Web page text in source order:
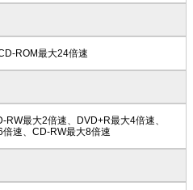
ROM最大24倍速
最大2倍速、DVD+R最大4倍速、
速、CD-RW最大8倍速